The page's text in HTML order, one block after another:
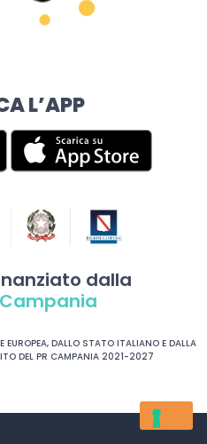
L’APP
dalla
DALLO STATO ITALIANO E DALLA
DEL PR CAMPANIA 2021-2027